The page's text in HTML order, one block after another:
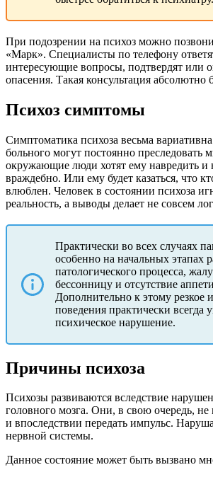
При подозрении на психоз можно
«Марк». Специалисты по телефону
интересующие вопросы, подтвердят или
опасения. Такая консультация абсолютно
Психоз симптомы
Симптоматика психоза весьма
больного могут постоянно преследовать
окружающие люди хотят ему навредить и
враждебно. Или ему будет казаться, что
влюблен. Человек в состоянии психоза
реальность, а выводы делает не совсем
Практически во всех случаях
особенно на начальных этапах
патологического процесса,
бессонницу и отсутствие
Дополнительно к этому резкое
поведения практически всегда
психическое нарушение.
Причины психоза
Психозы развиваются вследствие
головного мозга. Они, в свою очередь, не
и впоследствии передать импульс.
нервной системы.
Данное состояние может быть вызвано